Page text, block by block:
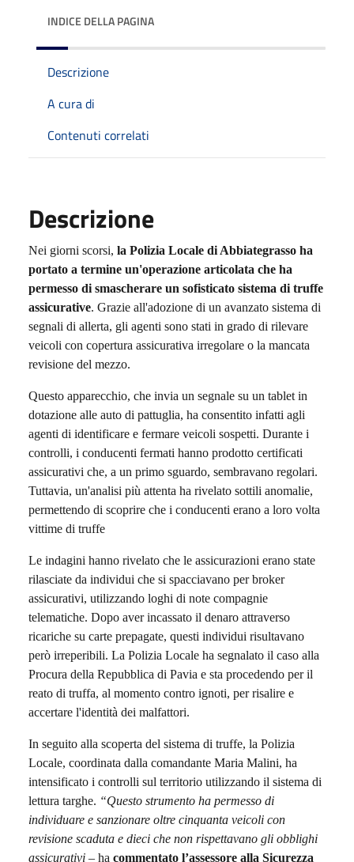
INDICE DELLA PAGINA
Descrizione
A cura di
Contenuti correlati
Descrizione
Nei giorni scorsi, la Polizia Locale di Abbiategrasso ha
portato a termine un'operazione articolata che ha
permesso di smascherare un sofisticato sistema di truffe
assicurative. Grazie all'adozione di un avanzato sistema di
segnali di allerta, gli agenti sono stati in grado di rilevare
veicoli con copertura assicurativa irregolare o la mancata
revisione del mezzo.
Questo apparecchio, che invia un segnale su un tablet in
dotazione alle auto di pattuglia, ha consentito infatti agli
agenti di identificare e fermare veicoli sospetti. Durante i
controlli, i conducenti fermati hanno prodotto certificati
assicurativi che, a un primo sguardo, sembravano regolari.
Tuttavia, un'analisi più attenta ha rivelato sottili anomalie,
permettendo di scoprire che i conducenti erano a loro volta
vittime di truffe
Le indagini hanno rivelato che le assicurazioni erano state
rilasciate da individui che si spacciavano per broker
assicurativi, utilizzando loghi di note compagnie
telematiche. Dopo aver incassato il denaro attraverso
ricariche su carte prepagate, questi individui risultavano
però irreperibili. La Polizia Locale ha segnalato il caso alla
Procura della Repubblica di Pavia e sta procedendo per il
reato di truffa, al momento contro ignoti, per risalire e
accertare l'identità dei malfattori.
In seguito alla scoperta del sistema di truffe, la Polizia
Locale, coordinata dalla comandante Maria Malini, ha
intensificato i controlli sul territorio utilizzando il sistema di
lettura targhe. “Questo strumento ha permesso di
individuare e sanzionare oltre cinquanta veicoli con
revisione scaduta e dieci che non rispettavano gli obblighi
assicurativi – ha commentato l’assessore alla Sicurezza